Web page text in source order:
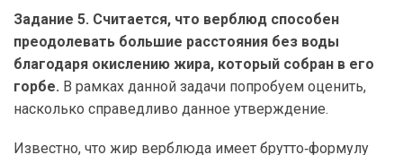
Задание 5. Считается, что верблюд способен
преодолевать большие расстояния без воды
благодаря окислению жира, который собран в его
горбе. В рамках данной задачи попробуем оценить,
насколько справедливо данное утверждение.
Известно, что жир верблюда имеет брутто‑формулу